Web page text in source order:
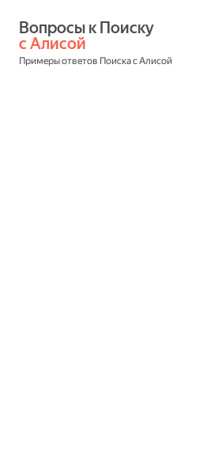
с Алисой
Примеры ответов Поиска с Алисой